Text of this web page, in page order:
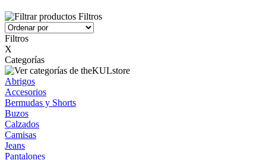
Filtros
Filtros
X
Categorías
Abrigos
Accesorios
Bermudas y Shorts
Buzos
Calzados
Camisas
Jeans
Pantalones